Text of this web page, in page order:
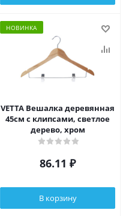
НОВИНКА
VETTA Вешалка деревянная
45см с клипсами, светлое
дерево, хром
86.11 ₽
В корзину